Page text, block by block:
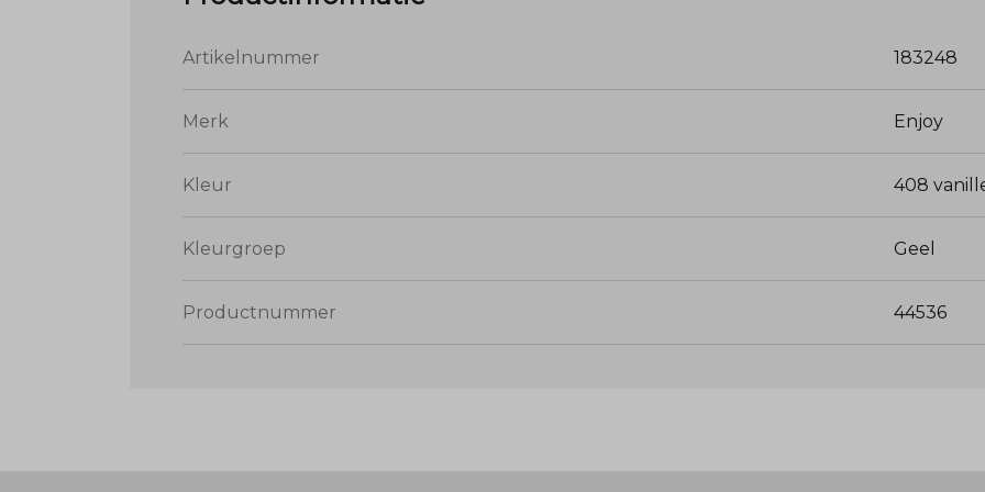
Artikelnummer 183248
Merk Enjoy
Kleur 408
Kleurgroep Geel
Productnummer 44536